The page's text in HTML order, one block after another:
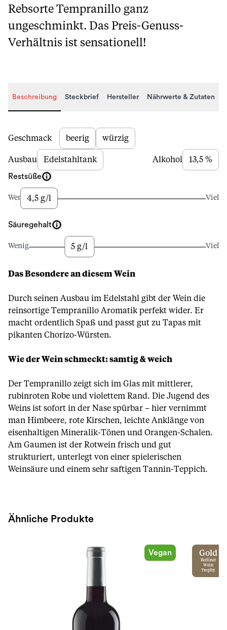
Rebsorte Tempranillo ganz
ungeschminkt. Das Preis-Genuss-
Verhältnis ist sensationell!
Beschreibung Steckbrief Hersteller Nährwerte & Zutaten
Beschreibung
Geschmack beerig würzig
Ausbau Edelstahltank Alkohol 13,5 %
Restsüße
Wenig4,5 g/l Viel
Säuregehalt
Wenig 5 g/l Viel
Das Besondere an diesem Wein
Durch seinen Ausbau im Edelstahl gibt der Wein die
reinsortige Tempranillo Aromatik perfekt wider. Er
macht ordentlich Spaß und passt gut zu Tapas mit
pikanten Chorizo-Würsten.
Wie der Wein schmeckt: samtig & weich
Der Tempranillo zeigt sich im Glas mit mittlerer,
rubinroten Robe und violettem Rand. Die Jugend des
Weins ist sofort in der Nase spürbar – hier vernimmt
man Himbeere, rote Kirschen, leichte Anklänge von
eisenhaltigen Mineralik-Tönen und Orangen-Schalen.
Am Gaumen ist der Rotwein frisch und gut
strukturiert, unterlegt von einer spielerischen
Weinsäure und einem sehr saftigen Tannin-Teppich.
Ähnliche Produkte
Vegan Gold
Berliner
Wein
Trophy